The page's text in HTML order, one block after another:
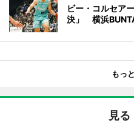
ビー・コルセア
決」 横浜
もっ
見る